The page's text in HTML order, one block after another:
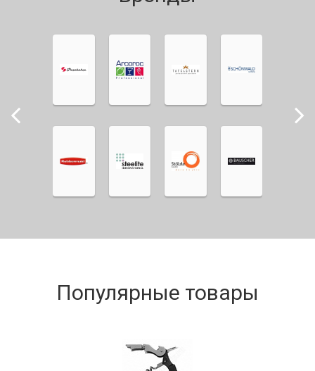
Популярные товары